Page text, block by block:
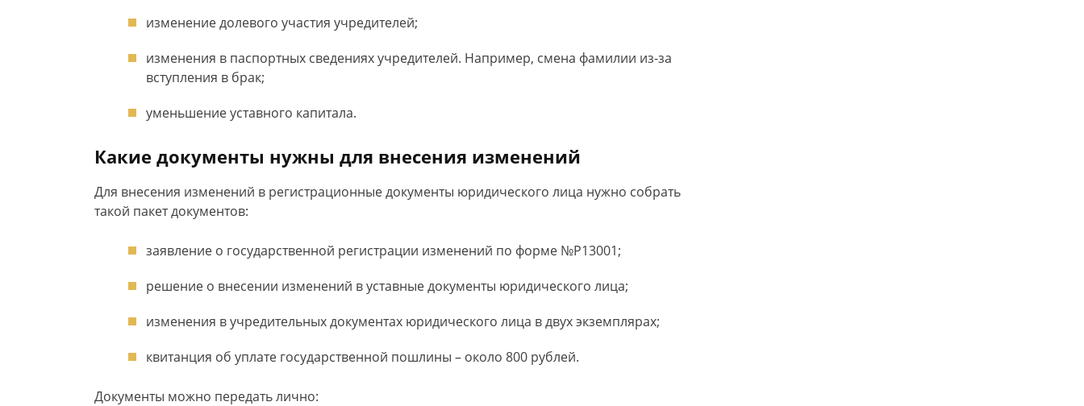
изменение долевого участия учредителей;
изменения в паспортных сведениях учредителей. Например, смена фамилии из-за
вступления в брак;
уменьшение уставного капитала.
Какие документы нужны для внесения изменений
Для внесения изменений в регистрационные документы юридического лица нужно собрать
такой пакет документов:
заявление о государственной регистрации изменений по форме №Р13001;
решение о внесении изменений в уставные документы юридического лица;
изменения в учредительных документах юридического лица в двух экземплярах;
квитанция об уплате государственной пошлины – около 800 рублей.
Документы можно передать лично: